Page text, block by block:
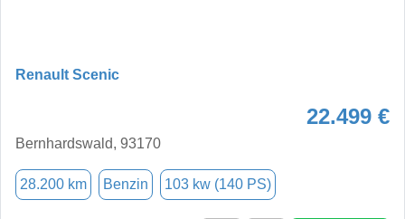
Renault Scenic
22.499 €
Bernhardswald, 93170
28.200 km Benzin 103 kw (140 PS)